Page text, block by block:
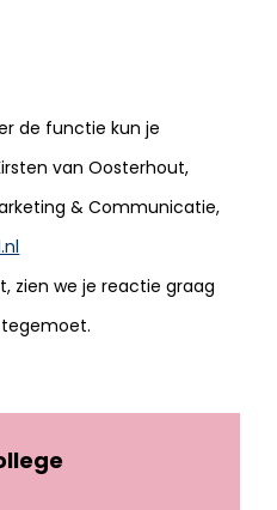
de functie kun je
van Oosterhout,
& Communicatie,
zien we je reactie graag
tegemoet.